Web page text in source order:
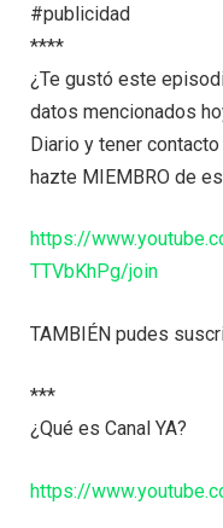
#publicidad
****
¿Te gustó este
datos mencionados
Diario y tener
hazte MIEMBRO de
https://
TTVbKhPg/join
TAMBIÉN pudes
***
¿Qué es Canal YA?
https://